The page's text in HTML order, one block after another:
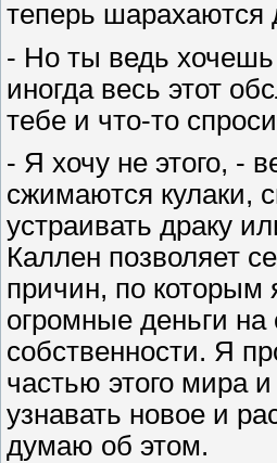
теперь шарахаются
- Но ты ведь хочешь
иногда весь этот
тебе и что-то
- Я хочу не этого, -
сжимаются кулаки,
устраивать драку
Каллен позволяет
причин, по которым
огромные деньги
собственности. Я
частью этого мира
узнавать новое и
думаю об этом.